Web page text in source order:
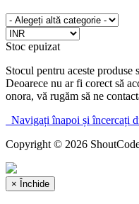
Stoc epuizat
Stocul pentru aceste produse
Deoarece nu ar fi corect să
onora, vă rugăm să ne
Navigați înapoi și încercați
Copyright © 2026
× Închide